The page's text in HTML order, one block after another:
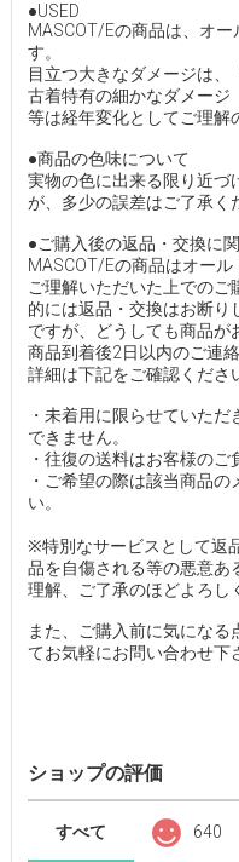
●USED
MASCOT/Eの商品は、オ
す。
目立つ大きなダメージは、
古着特有の細かなダメージ
等は経年変化としてご理解
●商品の色味について
実物の色に出来る限り近づ
が、多少の誤差はご了承く
●ご購入後の返品・交換に
MASCOT/Eの商品はオー
ご理解いただいた上での
的には返品・交換はお断り
ですが、どうしても商品が
商品到着後2日以内のご連
詳細は下記をご確認くださ
・未着用に限らせていた
できません。
・往復の送料はお客様のご
・ご希望の際は該当商品
い。
※特別なサービスとして返
品を自傷される等の悪意あ
理解、ご了承のほどよろし
また、ご購入前に気にな
てお気軽にお問い合わせ下
ショップの評価
すべて 640